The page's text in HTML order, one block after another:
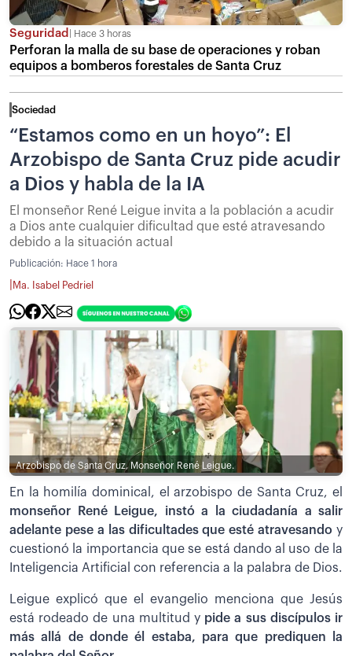
Seguridad Hace 3 horas
Perforan la malla de su base de operaciones y roban
equipos a bomberos forestales de Santa Cruz
Sociedad
“Estamos como en un hoyo”: El
Arzobispo de Santa Cruz pide acudir
a Dios y habla de la IA
El monseñor René Leigue invita a la población a acudir
a Dios ante cualquier dificultad que esté atravesando
debido a la situación actual
Publicación: Hace 1 hora
Ma. Isabel Pedriel
Arzobispo de Santa Cruz, Monseñor René Leigue.
En la homilía dominical, el arzobispo de Santa Cruz, el
monseñor René Leigue, instó a la ciudadanía a salir
adelante pese a las dificultades que esté atravesando y
cuestionó la importancia que se está dando al uso de la
Inteligencia Artificial con referencia a la palabra de Dios.
Leigue explicó que el evangelio menciona que Jesús
está rodeado de una multitud y pide a sus discípulos ir
más allá de donde él estaba, para que prediquen la